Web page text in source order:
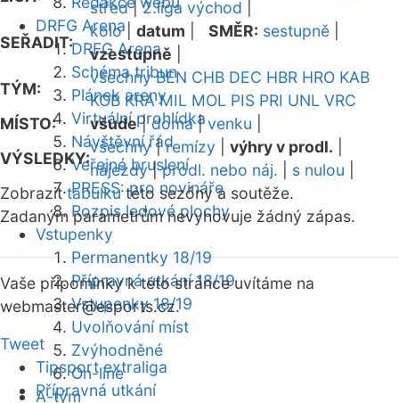
DRFG Arena
DRFG Arena
Schéma tribun
Plánek areny
Virtuální prohlídka
Návštěvní řád
Veřejné bruslení
PRESS: pro novináře
Rozpis ledové plochy
Vstupenky
Permanentky 18/19
Přípravná utkání 18/19
Vstupenky 18/19
Uvolňování míst
Zvýhodněné
On-line
A-tým
střed|2.liga východ
SEŘADIT:
kolo| datum SMĚR: sestupně
vzestupně
TÝM:
všechny BEN CHB DEC HBR HRO KAB
KOB KRA MIL MOL PIS PRI UNL VRC
MÍSTO:
všude|doma|venku
VÝSLEDKY:
všechny|remízy výhry v prodl.
nájezdy|prodl. nebo náj. s nulou
Zobrazittabulkutéto sezóny a soutěže.
Zadaným parametrům nevyhovuje žádný zápas.
Vaše připomínky k této stránce uvítáme na
webmaster@esports.cz.
Tweet
Tipsport extraliga
Přípravná utkání